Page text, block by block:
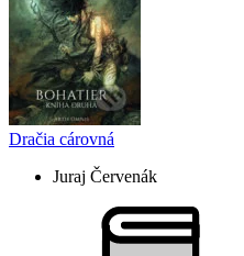
Dračia cárovná
Juraj Červenák